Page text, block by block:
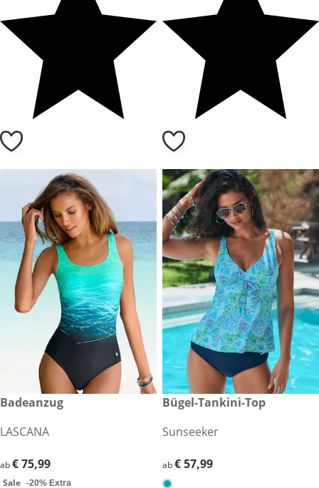
€ 75,99
Sale
Badeanzug
LASCANA
€ 75,99
ab€ 75,99
Sale -20% Extra
€ 57,99
Bügel-Tankini-Top
Sunseeker
€ 57,99
ab€ 57,99